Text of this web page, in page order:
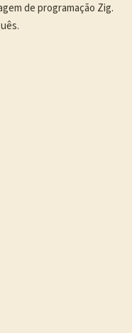
de programação Zig.